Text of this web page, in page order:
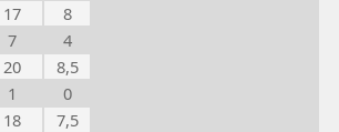
17
8
7
4
20
8,5
1
0
18
7,5